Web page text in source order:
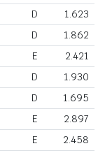
D
1.623
D
1.862
E
2.421
D
1.930
D
1.695
E
2.897
E
2.458